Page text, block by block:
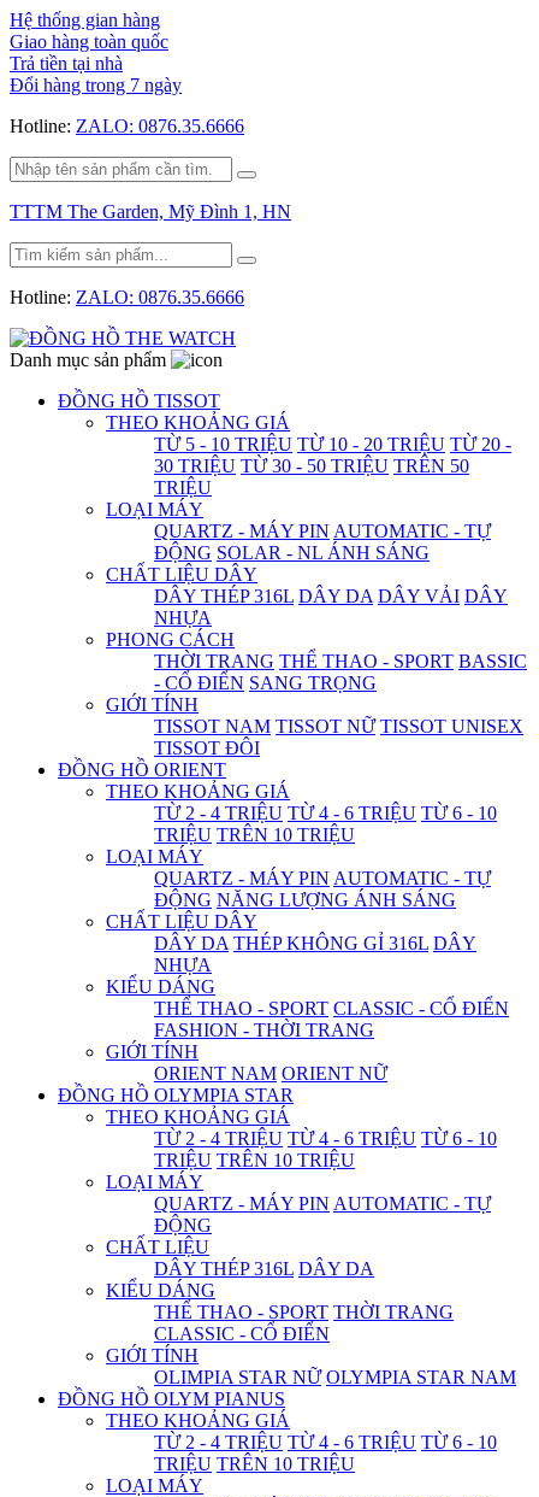
Hệ thống gian hàng
Giao hàng toàn quốc
Trả tiền tại nhà
Đổi hàng trong 7 ngày
Hotline: ZALO: 0876.35.6666
TTTM The Garden, Mỹ Đình 1, HN
Hotline: ZALO: 0876.35.6666
Danh mục sản phẩm
ĐỒNG HỒ TISSOT
THEO KHOẢNG GIÁ
TỪ 5 - 10 TRIỆU TỪ 10 - 20 TRIỆU TỪ 20 -
30 TRIỆU TỪ 30 - 50 TRIỆU TRÊN 50
TRIỆU
LOẠI MÁY
QUARTZ - MÁY PIN AUTOMATIC - TỰ
ĐỘNG SOLAR - NL ÁNH SÁNG
CHẤT LIỆU DÂY
DÂY THÉP 316L DÂY DA DÂY VẢI DÂY
NHỰA
PHONG CÁCH
THỜI TRANG THỂ THAO - SPORT BASSIC
- CỔ ĐIỂN SANG TRỌNG
GIỚI TÍNH
TISSOT NAM TISSOT NỮ TISSOT UNISEX
TISSOT ĐÔI
ĐỒNG HỒ ORIENT
THEO KHOẢNG GIÁ
TỪ 2 - 4 TRIỆU TỪ 4 - 6 TRIỆU TỪ 6 - 10
TRIỆU TRÊN 10 TRIỆU
LOẠI MÁY
QUARTZ - MÁY PIN AUTOMATIC - TỰ
ĐỘNG NĂNG LƯỢNG ÁNH SÁNG
CHẤT LIỆU DÂY
DÂY DA THÉP KHÔNG GỈ 316L DÂY
NHỰA
KIỂU DÁNG
THỂ THAO - SPORT CLASSIC - CỔ ĐIỂN
FASHION - THỜI TRANG
GIỚI TÍNH
ORIENT NAM ORIENT NỮ
ĐỒNG HỒ OLYMPIA STAR
THEO KHOẢNG GIÁ
TỪ 2 - 4 TRIỆU TỪ 4 - 6 TRIỆU TỪ 6 - 10
TRIỆU TRÊN 10 TRIỆU
LOẠI MÁY
QUARTZ - MÁY PIN AUTOMATIC - TỰ
ĐỘNG
CHẤT LIỆU
DÂY THÉP 316L DÂY DA
KIỂU DÁNG
THỂ THAO - SPORT THỜI TRANG
CLASSIC - CỔ ĐIỂN
GIỚI TÍNH
OLIMPIA STAR NỮ OLYMPIA STAR NAM
ĐỒNG HỒ OLYM PIANUS
THEO KHOẢNG GIÁ
TỪ 2 - 4 TRIỆU TỪ 4 - 6 TRIỆU TỪ 6 - 10
TRIỆU TRÊN 10 TRIỆU
LOẠI MÁY